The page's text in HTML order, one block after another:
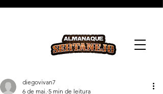
diegovivan7
6 de mai. 5 min de leitura